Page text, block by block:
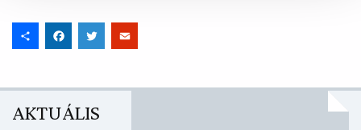
Share Facebook
Twitter
AKTUÁLIS